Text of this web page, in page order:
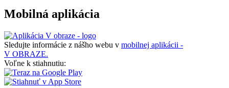
Mobilná aplikácia
Sledujte informácie z nášho webu v mobilnej aplikácii -
V OBRAZE.
Voľne k stiahnutiu: